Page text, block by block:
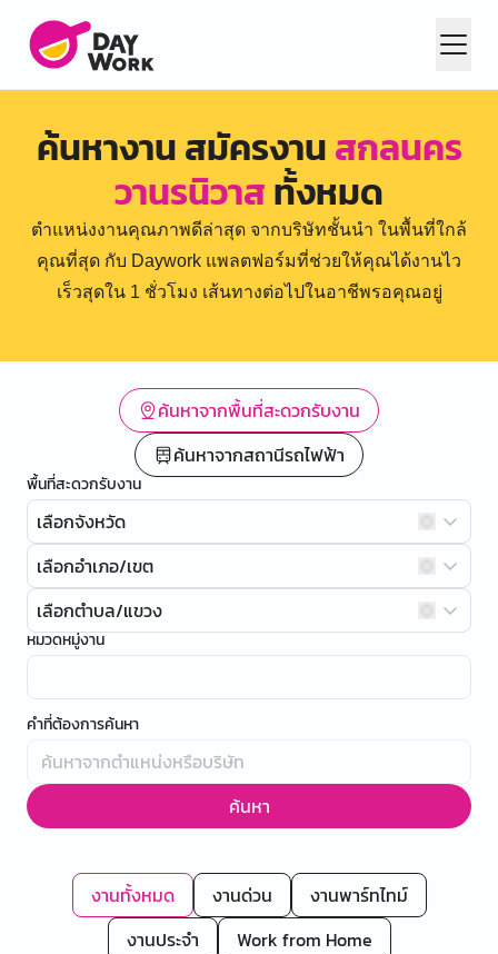
ค้นหางาน สมัครงานสกลนคร
วานรนิวาสทั้งหมด
ตำแหน่งงานคุณภาพดีล่าสุด จากบริษัทชั้นนำ ในพื้นที่ใกล้
คุณที่สุด กับ Daywork แพลตฟอร์มที่ช่วยให้คุณได้งานไว
เร็วสุดใน 1 ชั่วโมง เส้นทางต่อไปในอาชีพรอคุณอยู่
ค้นหาจากพื้นที่สะดวกรับงาน
ค้นหาจากสถานีรถไฟฟ้า
พื้นที่สะดวกรับงาน
เลือกจังหวัด
เลือกอำเภอ/เขต
เลือกตำบล/แขวง
หมวดหมู่งาน
คำที่ต้องการค้นหา
ค้นหา
งานทั้งหมด งานด่วน
งานพาร์ทไทม์
งานประจำ
Work from Home